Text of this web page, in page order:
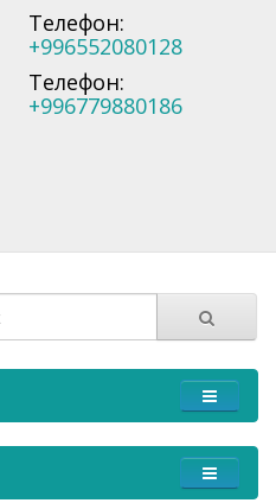
Телефон:
+996552080128
Телефон:
+996779880186